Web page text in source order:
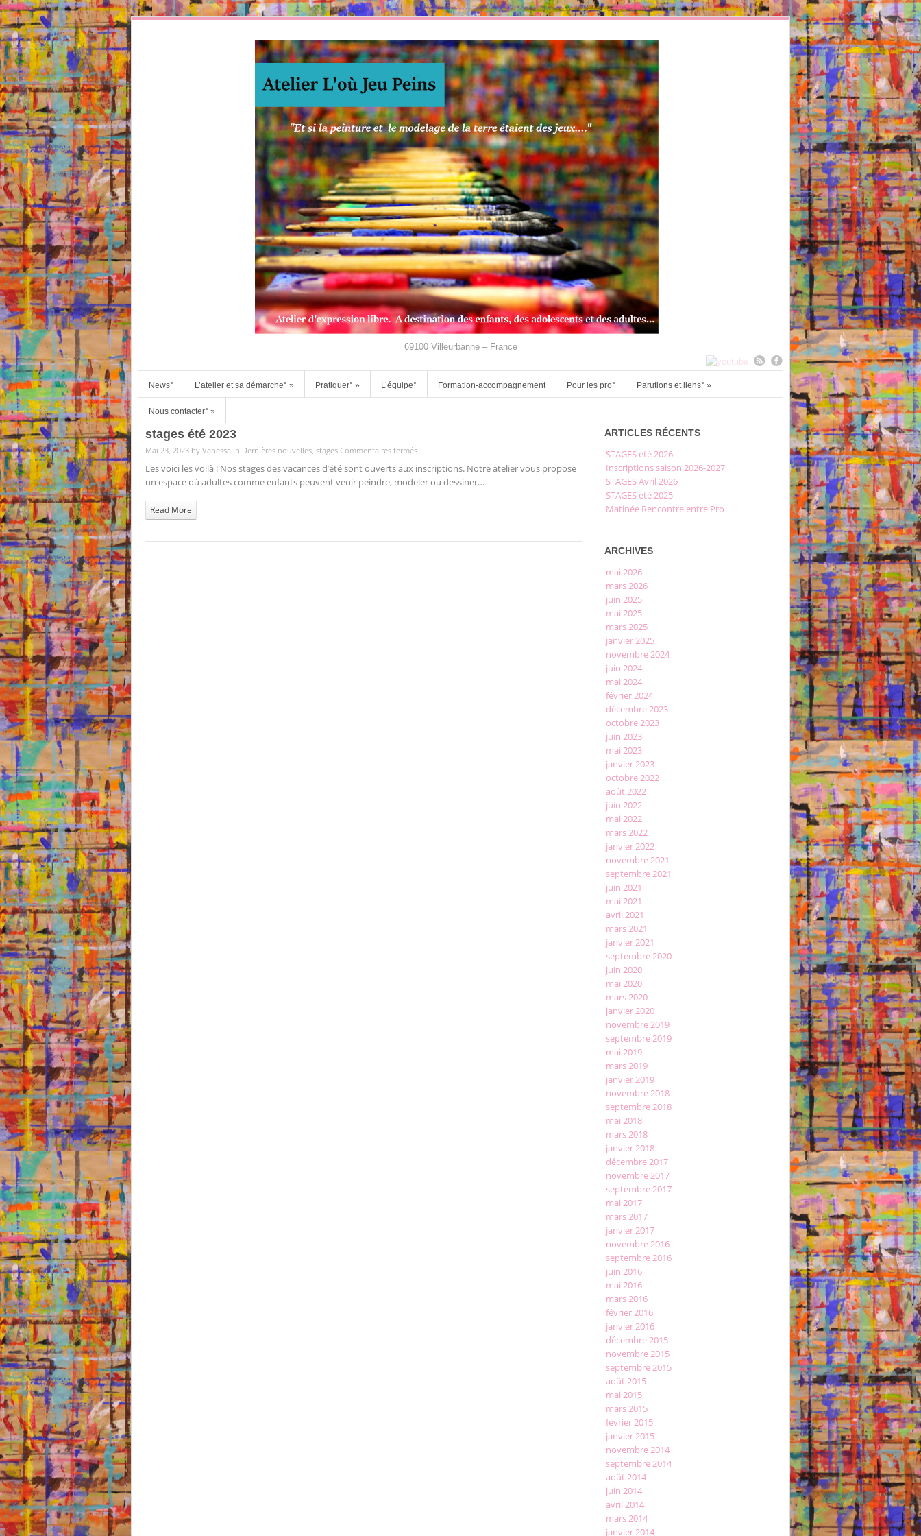
69100 Villeurbanne – France
News° L’atelier et sa démarche° » Pratiquer° » L’équipe° Formation-accompagnement Pour les pro° Parutions et liens° »
Nous contacter° »
stages été 2023
Mai 23, 2023 by Vanessa in Dernières nouvelles stages Commentaires ferméssur
stages
été
Les voici les voilà ! Nos stages des vacances d’été sont ouverts aux inscriptions. Notre atelier vous propose
un espace où adultes comme enfants peuvent venir peindre, modeler ou dessiner…
Read More
ARTICLES RÉCENTS
STAGES été 2026
Inscriptions saison 2026-2027
STAGES Avril 2026
STAGES été 2025
Matinée Rencontre entre Pro
ARCHIVES
mai 2026
mars 2026
juin 2025
mai 2025
mars 2025
janvier 2025
novembre 2024
juin 2024
mai 2024
février 2024
décembre 2023
octobre 2023
juin 2023
mai 2023
janvier 2023
octobre 2022
août 2022
juin 2022
mai 2022
mars 2022
janvier 2022
novembre 2021
septembre 2021
juin 2021
mai 2021
avril 2021
mars 2021
janvier 2021
septembre 2020
juin 2020
mai 2020
mars 2020
janvier 2020
novembre 2019
septembre 2019
mai 2019
mars 2019
janvier 2019
novembre 2018
septembre 2018
mai 2018
mars 2018
janvier 2018
décembre 2017
novembre 2017
septembre 2017
mai 2017
mars 2017
janvier 2017
novembre 2016
septembre 2016
juin 2016
mai 2016
mars 2016
février 2016
janvier 2016
décembre 2015
novembre 2015
septembre 2015
août 2015
mai 2015
mars 2015
février 2015
janvier 2015
novembre 2014
septembre 2014
août 2014
juin 2014
avril 2014
mars 2014
janvier 2014